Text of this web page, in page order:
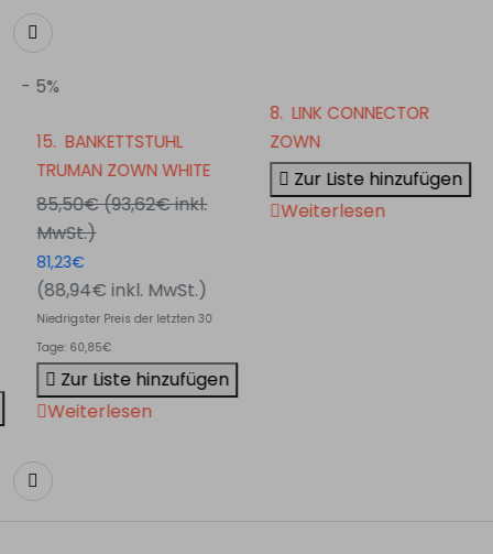
- 5%
15.BANKETTSTUHL
TRUMAN ZOWN WHITE
85,50€(93,62€inkl.
MwSt.)
81,23€
(88,94€inkl. MwSt.)
Niedrigster Preis der letzten 30
Tage: 60,85€
Zur Liste hinzufügen
Weiterlesen
8.LINK CONNECTOR
ZOWN
Zur Liste hinzufügen
Weiterlesen